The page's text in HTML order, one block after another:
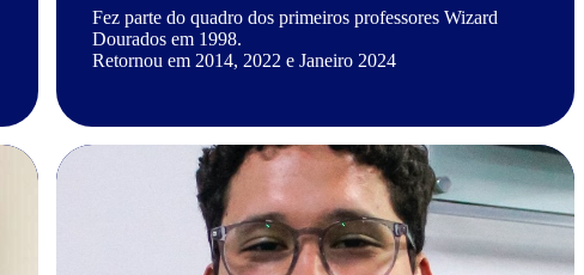
Fez parte do quadro dos primeiros professores Wizard
Dourados em 1998.
Retornou em 2014, 2022 e Janeiro 2024